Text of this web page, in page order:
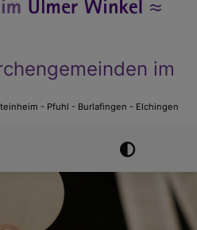
im
- Pfuhl - Burlafingen - Elchingen